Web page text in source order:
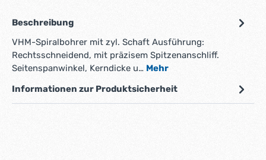
Beschreibung
VHM-Spiralbohrer mit zyl. Schaft Ausführung:
Rechtsschneidend, mit präzisem Spitzenanschliff.
Seitenspanwinkel, Kerndicke u… Mehr
Informationen zur Produktsicherheit